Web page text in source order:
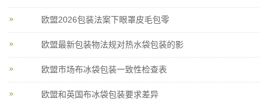
欧盟2026包装法案下眼罩皮毛包零
欧盟最新包装物法规对热水袋包装的影
欧盟市场布冰袋包装一致性检查表
欧盟和英国布冰袋包装要求差异